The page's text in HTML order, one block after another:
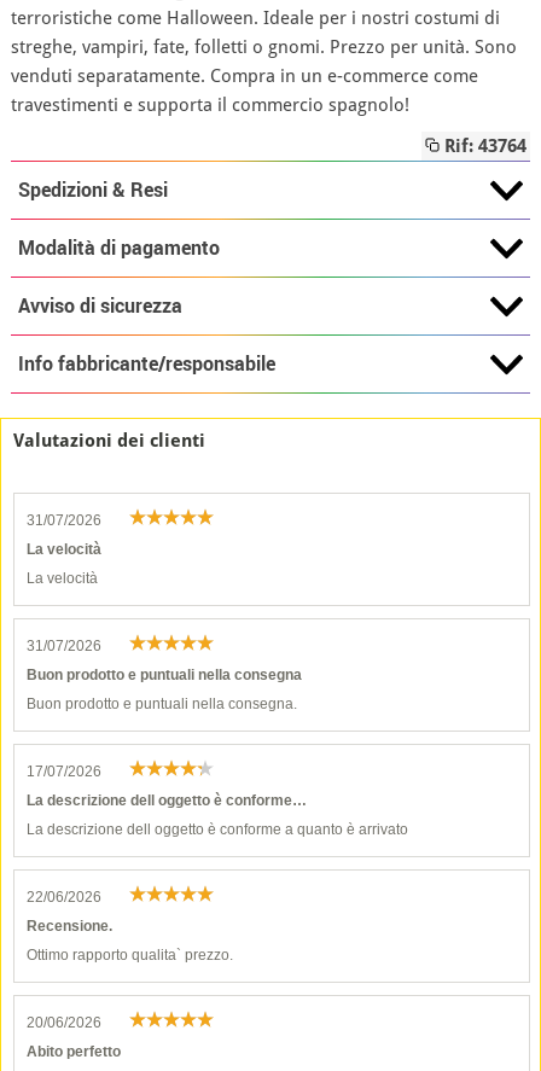
terroristiche come Halloween. Ideale per i nostri costumi di
streghe, vampiri, fate, folletti o gnomi. Prezzo per unità. Sono
venduti separatamente. Compra in un e-commerce come
travestimenti e supporta il commercio spagnolo!
Rif: 43764
Spedizioni & Resi
Modalità di pagamento
Avviso di sicurezza
Info fabbricante/responsabile
Valutazioni dei clienti
31/07/2026
La velocità
La velocità
31/07/2026
Buon prodotto e puntuali nella consegna
Buon prodotto e puntuali nella consegna.
17/07/2026
La descrizione dell oggetto è conforme…
La descrizione dell oggetto è conforme a quanto è arrivato
22/06/2026
Recensione.
Ottimo rapporto qualita` prezzo.
20/06/2026
Abito perfetto